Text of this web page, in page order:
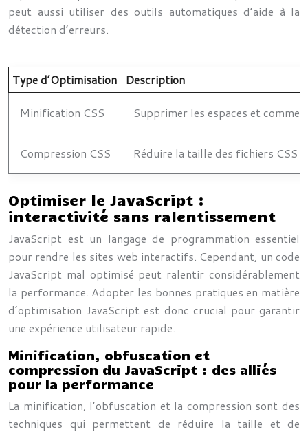
peut aussi utiliser des outils automatiques d’aide à la
détection d’erreurs.
Type d’Optimisation Description
Minification CSS Supprimer les espaces et
Compression CSS Réduire la taille des fichiers CSS
Optimiser le JavaScript :
interactivité sans ralentissement
JavaScript est un langage de programmation essentiel
pour rendre les sites web interactifs. Cependant, un code
JavaScript mal optimisé peut ralentir considérablement
la performance. Adopter les bonnes pratiques en matière
d’optimisation JavaScript est donc crucial pour garantir
une expérience utilisateur rapide.
Minification, obfuscation et
compression du JavaScript : des alliés
pour la performance
La minification, l’obfuscation et la compression sont des
techniques qui permettent de réduire la taille et de